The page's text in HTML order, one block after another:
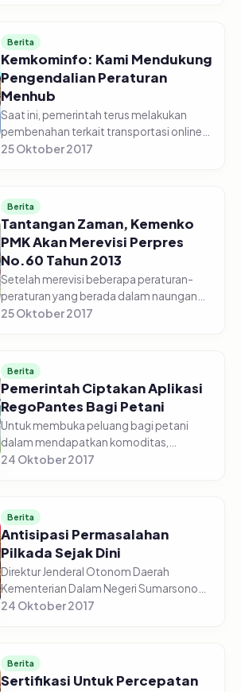
Berita
Kemkominfo: Kami Mendukung
Pengendalian Peraturan
Menhub
Saat ini, pemerintah terus melakukan
pembenahan terkait transportasi online.
Untuk itu, Menteri Komunikasi dan
25 Oktober 2017
Berita
Tantangan Zaman, Kemenko
PMK Akan Merevisi Perpres
No.60 Tahun 2013
Setelah merevisi beberapa peraturan-
peraturan yang berada dalam naungan
Kemenko PMK, kali ini Asisten Deputi
25 Oktober 2017
Berita
Pemerintah Ciptakan Aplikasi
RegoPantes Bagi Petani
Untuk membuka peluang bagi petani
dalam mendapatkan komoditas,
pemerintah kini telah menghadirkan
harga pantas...
24 Oktober 2017
Berita
Antisipasi Permasalahan
Pilkada Sejak Dini
Direktur Jenderal Otonom Daerah
Kementerian Dalam Negeri Sumarsono
mengingatkan untuk mencermati sejak
24 Oktober 2017
Berita
Sertifikasi Untuk Percepatan